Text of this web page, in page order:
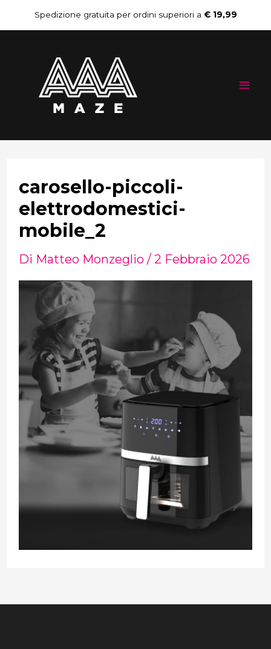
al
contenuto
Spedizione gratuita per ordini superiori a € 19,99
carosello-piccoli-
elettrodomestici-
mobile_2
Di Matteo Monzeglio / 2 Febbraio 2026